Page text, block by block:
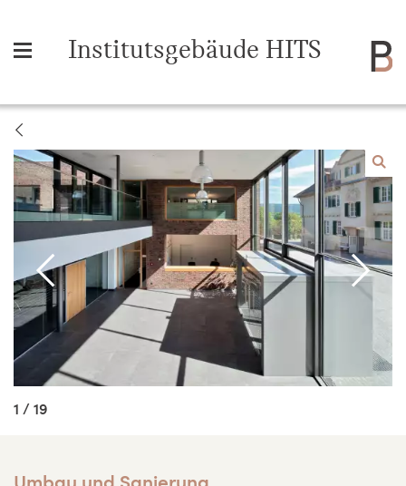
Institutsgebäude HITS
1 / 19